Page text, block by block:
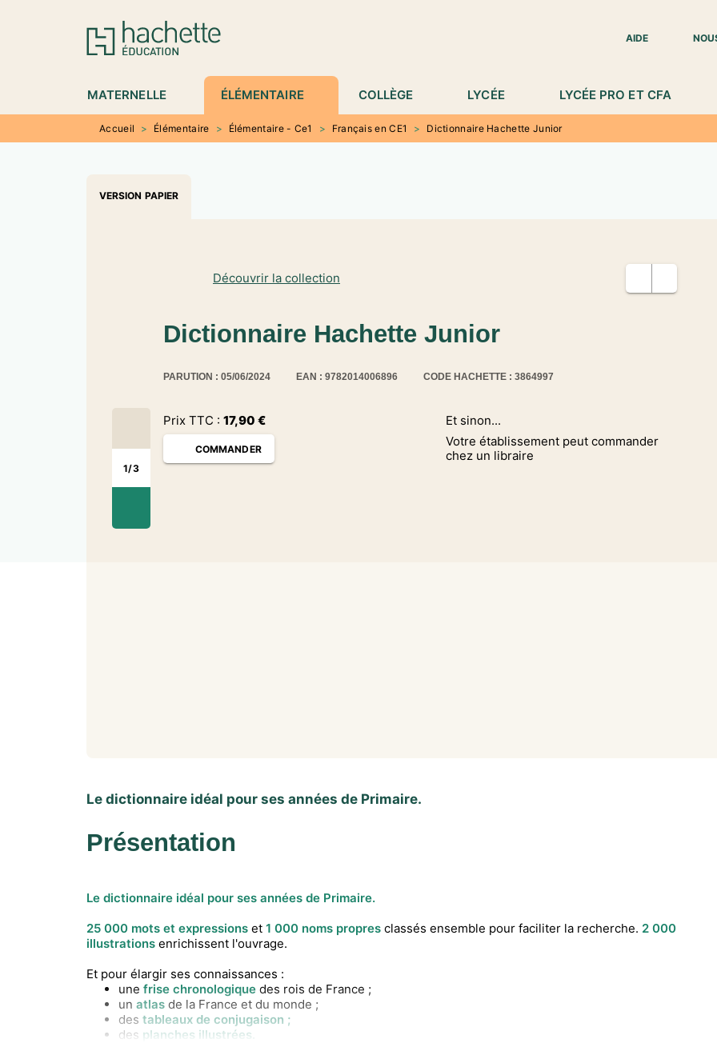
MENU RECHERCHE
AIDE
MATERNELLE ÉLÉMENTAIRE COLLÈGE LYCÉE LYCÉE PRO ET CFA
Accueil > Élémentaire > Élémentaire - Ce1 > Français en CE1 > Dictionnaire Hachette Junior
VERSION PAPIER
1/3
Découvrir la collection
Dictionnaire Hachette Junior
PARUTION : 05/06/2024 EAN : 9782014006896 CODE HACHETTE : 3864997
Prix TTC : 17,90 €
COMMANDER
Et sinon...
Votre établissement peut commander
chez un libraire
Le dictionnaire idéal pour ses années de Primaire.
Présentation
Le dictionnaire idéal pour ses années de Primaire.
25 000 mots et expressions et 1 000 noms propres classés ensemble pour faciliter la recherche. 2 000
illustrations enrichissent l'ouvrage.
Et pour élargir ses connaissances :
une frise chronologique des rois de France ;
un atlas de la France et du monde ;
des tableaux de conjugaison ;
des planches illustrées.